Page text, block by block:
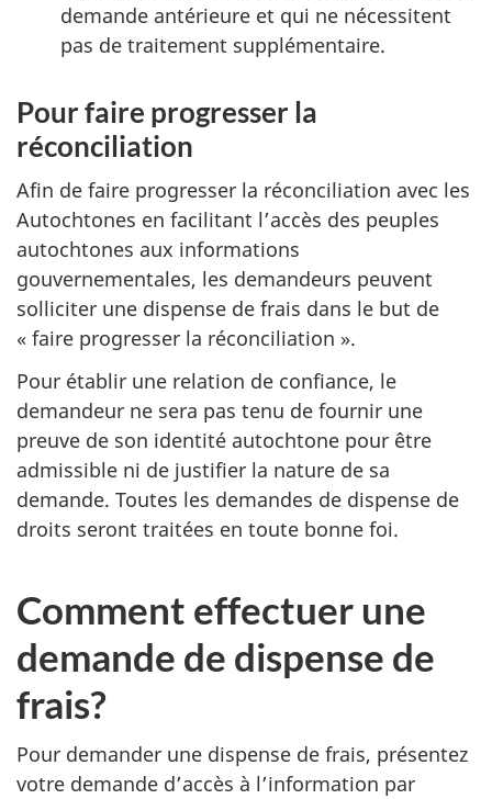
demande antérieure et qui ne nécessitent
pas de traitement supplémentaire.
Pour faire progresser la
réconciliation
Afin de faire progresser la réconciliation avec les
Autochtones en facilitant l’accès des peuples
autochtones aux informations
gouvernementales, les demandeurs peuvent
solliciter une dispense de frais dans le but de
« faire progresser la réconciliation ».
Pour établir une relation de confiance, le
demandeur ne sera pas tenu de fournir une
preuve de son identité autochtone pour être
admissible ni de justifier la nature de sa
demande. Toutes les demandes de dispense de
droits seront traitées en toute bonne foi.
Comment effectuer une
demande de dispense de
frais?
Pour demander une dispense de frais, présentez
votre demande d’accès à l’information par